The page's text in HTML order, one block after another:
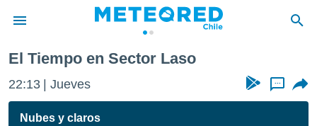
de
por
El Tiempo en Sector Laso
22:13 Jueves ...
Nubes y claros